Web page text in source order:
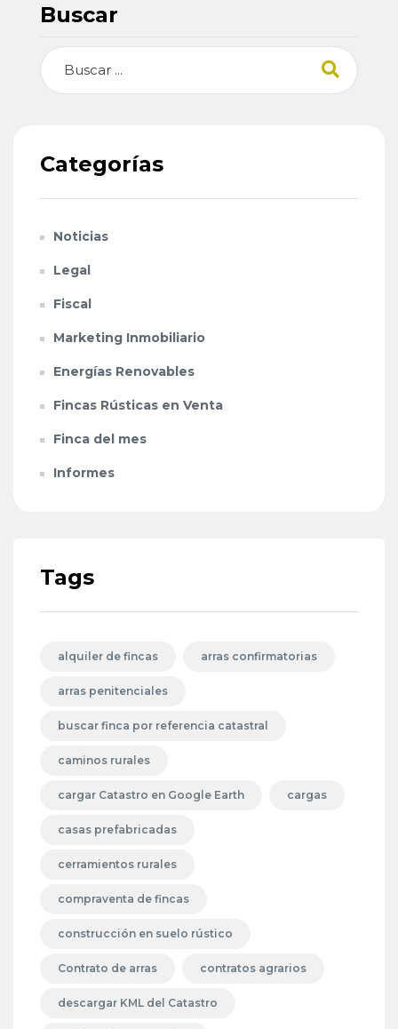
Buscar
Buscar
Categorías
Noticias
Legal
Fiscal
Marketing Inmobiliario
Energías Renovables
Fincas Rústicas en Venta
Finca del mes
Informes
Tags
alquiler de fincas arras confirmatorias
arras penitenciales
buscar finca por referencia catastral
caminos rurales
cargar Catastro en Google Earth cargas
casas prefabricadas
cerramientos rurales
compraventa de fincas
construcción en suelo rústico
Contrato de arras contratos agrarios
descargar KML del Catastro